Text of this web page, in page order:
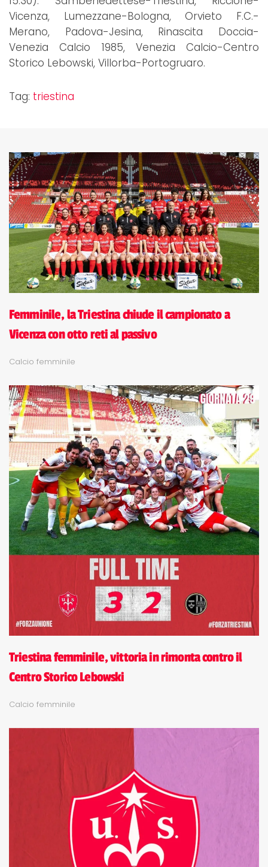
Vicenza, Lumezzane-Bologna, Orvieto F.C.-
Merano, Padova-Jesina, Rinascita Doccia-
Venezia Calcio 1985, Venezia Calcio-Centro
Storico Lebowski, Villorba-Portogruaro.
Tag: triestina
Femminile, la Triestina chiude il campionato a
Vicenza con otto reti al passivo
Calcio femminile
Triestina femminile, vittoria in rimonta contro il
Centro Storico Lebowski
Calcio femminile